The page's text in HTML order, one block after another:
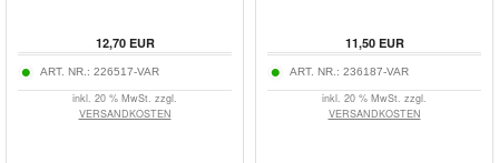
12,70EUR
ART. NR.: 226517-VAR
inkl. 20 % MwSt. zzgl.
VERSANDKOSTEN
11,50EUR
ART. NR.: 236187-VAR
inkl. 20 % MwSt. zzgl.
VERSANDKOSTEN